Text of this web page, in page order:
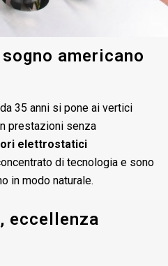
americano
35 anni si pone ai vertici
prestazioni senza
elettrostatici
di tecnologia e sono
in modo naturale.
eccellenza